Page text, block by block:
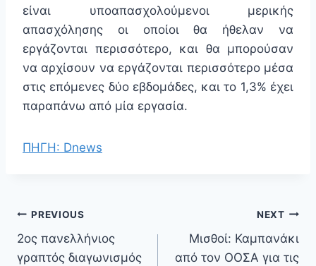
είναι υποαπασχολούμενοι μερικής
απασχόλησης οι οποίοι θα ήθελαν να
εργάζονται περισσότερο, και θα μπορούσαν
να αρχίσουν να εργάζονται περισσότερο μέσα
στις επόμενες δύο εβδομάδες, και το 1,3% έχει
παραπάνω από μία εργασία.
ΠΗΓΗ: Dnews
PREVIOUS
2ος πανελλήνιος
γραπτός διαγωνισμός
NEXT
Μισθοί: Καμπανάκι
από τον ΟΟΣΑ για τις